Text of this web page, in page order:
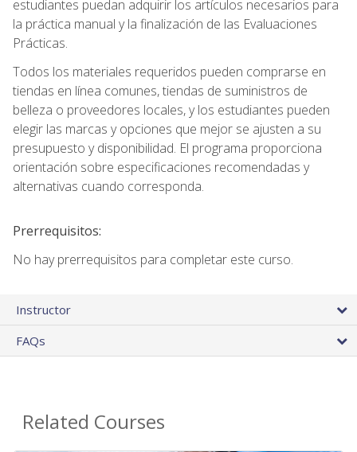
estudiantes puedan adquirir los artículos necesarios para
la práctica manual y la finalización de las Evaluaciones
Prácticas.
Todos los materiales requeridos pueden comprarse en
tiendas en línea comunes, tiendas de suministros de
belleza o proveedores locales, y los estudiantes pueden
elegir las marcas y opciones que mejor se ajusten a su
presupuesto y disponibilidad. El programa proporciona
orientación sobre especificaciones recomendadas y
alternativas cuando corresponda.
Prerrequisitos:
No hay prerrequisitos para completar este curso.
Instructor
FAQs
Related Courses